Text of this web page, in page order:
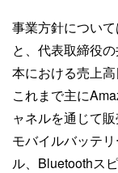
事業方針につい
と、代表取締役
本における売上
これまで主に
ャネルを通じて
モバイルバッテ
ル、Bluetoothス